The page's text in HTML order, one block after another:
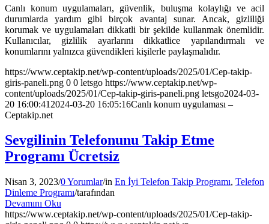
Canlı konum uygulamaları, güvenlik, buluşma kolaylığı ve acil
durumlarda yardım gibi birçok avantaj sunar. Ancak, gizliliği
korumak ve uygulamaları dikkatli bir şekilde kullanmak önemlidir.
Kullanıcılar, gizlilik ayarlarını dikkatlice yapılandırmalı ve
konumlarını yalnızca güvendikleri kişilerle paylaşmalıdır.
https://www.ceptakip.net/wp-content/uploads/2025/01/Cep-takip-
giris-paneli.png 0 0 letsgo https://www.ceptakip.net/wp-
content/uploads/2025/01/Cep-takip-giris-paneli.png letsgo2024-03-
20 16:00:41 2024-03-20 16:05:16Canlı konum uygulaması –
Ceptakip.net
Sevgilinin Telefonunu Takip Etme
Programı Ücretsiz
Nisan 3, 2023/0 Yorumlar/in En İyi Telefon Takip Programı, Telefon
Dinleme Programı/tarafından
Devamını Oku
https://www.ceptakip.net/wp-content/uploads/2025/01/Cep-takip-